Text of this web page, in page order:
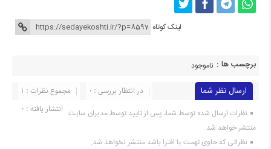
لینک کوتاه
برچسب ها : ناموجود
ارسال نظر شما مجموع نظرات : 1
در انتظار بررسی : 0
انتشار یافته : ۰ نظرات ارسال شده توسط شما، پس از تایید توسط مدیران سایت
منتشر خواهد شد.
نظراتی که حاوی تهمت یا افترا باشد منتشر نخواهد شد.